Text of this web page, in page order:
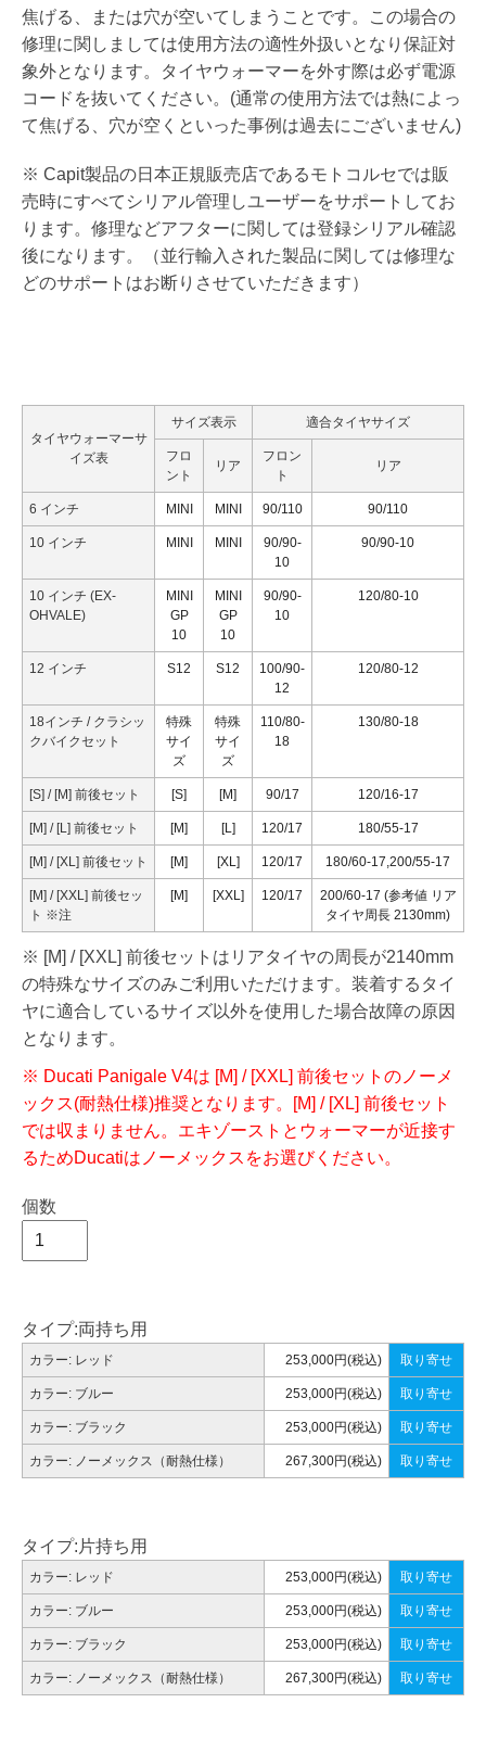
焦げる、または穴が空いてしまうことです。この場合の
修理に関しましては使用方法の適性外扱いとなり保証対
象外となります。タイヤウォーマーを外す際は必ず電源
コードを抜いてください。(通常の使用方法では熱によっ
て焦げる、穴が空くといった事例は過去にございません)
※ Capit製品の日本正規販売店であるモトコルセでは販
売時にすべてシリアル管理しユーザーをサポートしてお
ります。修理などアフターに関しては登録シリアル確認
後になります。（並行輸入された製品に関しては修理な
どのサポートはお断りさせていただきます）
タイヤウォーマーサ
イズ表
サイズ表示 適合タイヤサイズ
フロ
ント
リア
フロン
ト
リア
6 インチ MINI MINI 90/110 90/110
10 インチ MINI MINI
90/90-
10
90/90-10
10 インチ (EX-
OHVALE)
MINI
GP
10
MINI
GP
10
90/90-
10
120/80-10
12 インチ S12 S12
100/90-
12
120/80-12
18インチ / クラシッ
クバイクセット
特殊
サイ
ズ
特殊
サイ
ズ
110/80-
18
130/80-18
[S] / [M] 前後セット [S] [M] 90/17 120/16-17
[M] / [L] 前後セット [M] [L] 120/17 180/55-17
[M] / [XL] 前後セット [M] [XL] 120/17 180/60-17,200/55-17
[M] / [XXL] 前後セッ
ト ※注
[M] [XXL] 120/17
200/60-17 (参考値 リア
タイヤ周長 2130mm)
※ [M] / [XXL] 前後セットはリアタイヤの周長が2140mm
の特殊なサイズのみご利用いただけます。装着するタイ
ヤに適合しているサイズ以外を使用した場合故障の原因
となります。
※ Ducati Panigale V4は [M] / [XXL] 前後セットのノーメ
ックス(耐熱仕様)推奨となります。[M] / [XL] 前後セット
では収まりません。エキゾーストとウォーマーが近接す
るためDucatiはノーメックスをお選びください。
個数
タイプ:両持ち用
カラー: レッド 253,000円(税込) 取り寄せ
カラー: ブルー 253,000円(税込) 取り寄せ
カラー: ブラック 253,000円(税込) 取り寄せ
カラー: ノーメックス（耐熱仕様） 267,300円(税込) 取り寄せ
タイプ:片持ち用
カラー: レッド 253,000円(税込) 取り寄せ
カラー: ブルー 253,000円(税込) 取り寄せ
カラー: ブラック 253,000円(税込) 取り寄せ
カラー: ノーメックス（耐熱仕様） 267,300円(税込) 取り寄せ